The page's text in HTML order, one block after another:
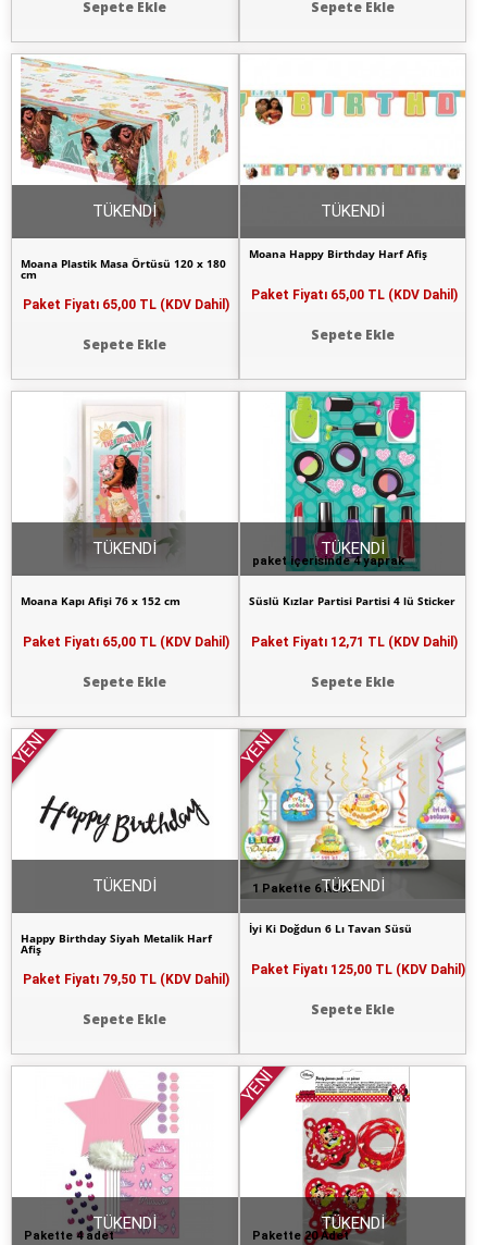
Sepete Ekle Sepete Ekle
Moana Plastik Masa Örtüsü 120 x 180
cm
Paket Fiyatı 65,00 TL (KDV Dahil)
Sepete Ekle
TÜKENDİ
Moana Happy Birthday Harf Afiş
Paket Fiyatı 65,00 TL (KDV Dahil)
Sepete Ekle
TÜKENDİ
Moana Kapı Afişi 76 x 152 cm
Paket Fiyatı 65,00 TL (KDV Dahil)
Sepete Ekle
TÜKENDİ
paket içerisinde 4 yaprak
Süslü Kızlar Partisi Partisi 4 lü Sticker
Paket Fiyatı 12,71 TL (KDV Dahil)
Sepete Ekle
TÜKENDİ
YENİ
Happy Birthday Siyah Metalik Harf
Afiş
Paket Fiyatı 79,50 TL (KDV Dahil)
Sepete Ekle
TÜKENDİ 1 Pakette 6 Adet
YENİ
İyi Ki Doğdun 6 Lı Tavan Süsü
Paket Fiyatı 125,00 TL (KDV Dahil)
Sepete Ekle
TÜKENDİ
Pakette 4 adet
TÜKENDİ
Pakette 20 Adet
YENİ
TÜKENDİ